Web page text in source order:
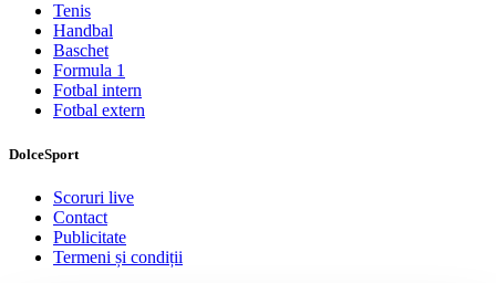
Tenis
Handbal
Baschet
Formula 1
Fotbal intern
Fotbal extern
DolceSport
Scoruri live
Contact
Publicitate
Termeni și condiții